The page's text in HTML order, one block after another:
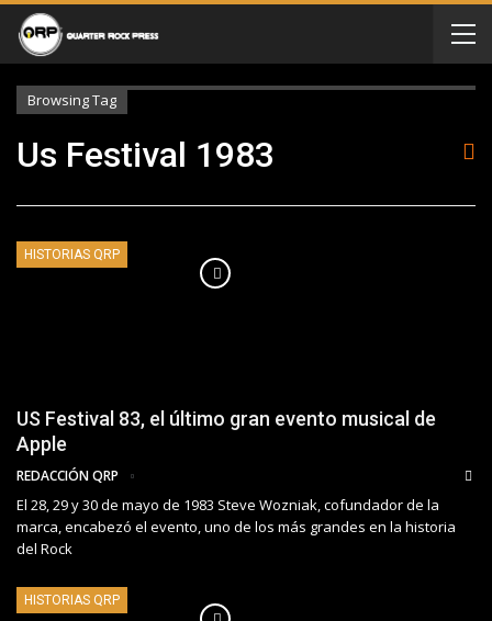
Browsing Tag
Us Festival 1983
HISTORIAS QRP
US Festival 83, el último gran evento musical de
Apple
REDACCIÓN QRP
El 28, 29 y 30 de mayo de 1983 Steve Wozniak, cofundador de la
marca, encabezó el evento, uno de los más grandes en la historia
del Rock
HISTORIAS QRP